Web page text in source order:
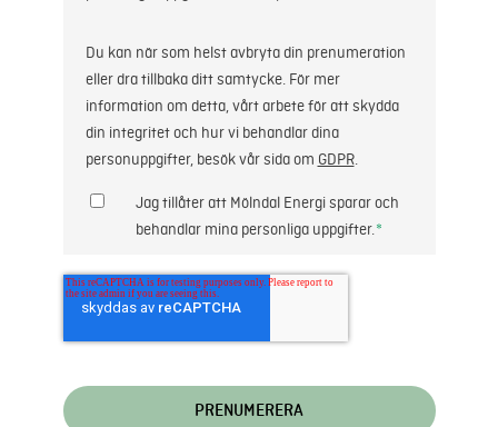
Jag tillåter att Mölndal Energi sparar och
behandlar mina personliga uppgifter.*
Du kan när som helst avbryta din prenumeration
eller dra tillbaka ditt samtycke. För mer
information om detta, vårt arbete för att skydda
din integritet och hur vi behandlar dina
personuppgifter, besök vår sida om GDPR.